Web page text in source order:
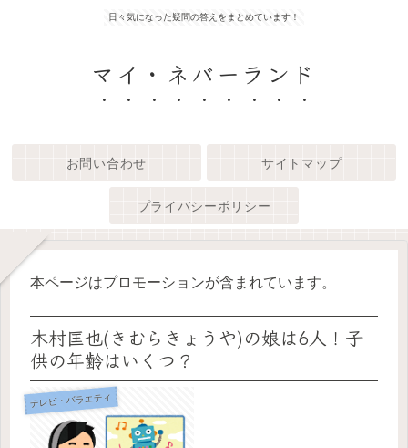
日々気になった疑問の答えをまとめています！
マイ・ネバーランド
お問い合わせ サイトマップ
プライバシーポリシー
本ページはプロモーションが含まれています。
木村匡也(きむらきょうや)の娘は6人！子
供の年齢はいくつ？
テレビ・バラエティ